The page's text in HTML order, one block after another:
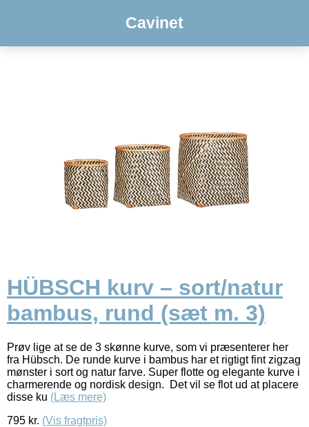
Cavinet
HÜBSCH kurv – sort/natur
bambus, rund (sæt m. 3)
Prøv lige at se de 3 skønne kurve, som vi præsenterer her
fra Hübsch. De runde kurve i bambus har et rigtigt fint zigzag
mønster i sort og natur farve. Super flotte og elegante kurve i
charmerende og nordisk design. Det vil se flot ud at placere
disse ku (Læs mere)
795 kr. (Vis fragtpris)